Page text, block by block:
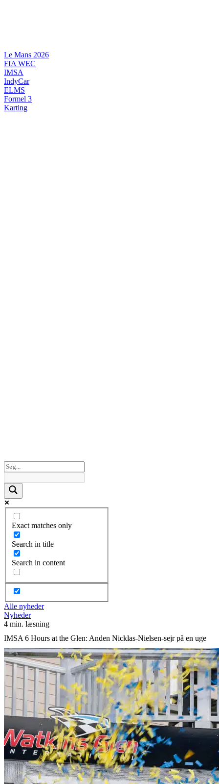
Le Mans 2026
FIA WEC
IMSA
IndyCar
ELMS
Formel 3
Karting
Exact matches only
Search in title
Search in content
Alle nyheder
Nyheder
4 min. læsning
IMSA 6 Hours at the Glen: Anden Nicklas-Nielsen-sejr på en uge